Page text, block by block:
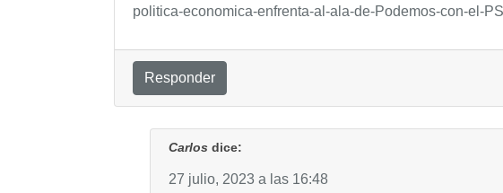
politica-economica-enfrenta-al-ala-de-Podemos-con-el-
Responder
Carlos dice:
27 julio, 2023 a las 16:48